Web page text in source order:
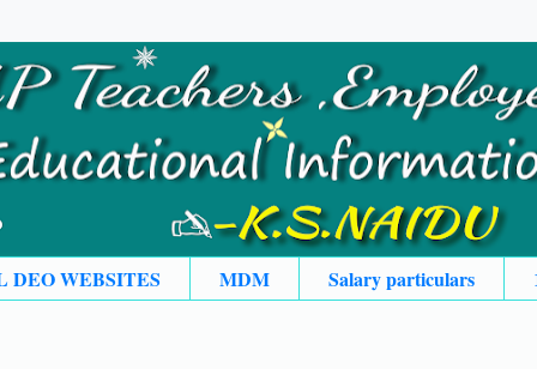
DEO WEBSITES MDM Salary particulars